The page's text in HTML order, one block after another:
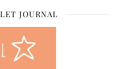
JOURNAL